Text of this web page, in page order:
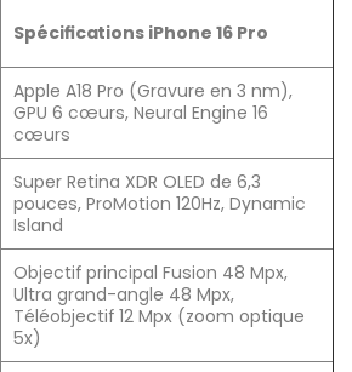
Spécifications iPhone 16 Pro
Apple A18 Pro (Gravure en 3 nm),
GPU 6 cœurs, Neural Engine 16
cœurs
Super Retina XDR OLED de 6,3
pouces, ProMotion 120Hz, Dynamic
Island
Objectif principal Fusion 48 Mpx,
Ultra grand-angle 48 Mpx,
Téléobjectif 12 Mpx (zoom optique
5x)